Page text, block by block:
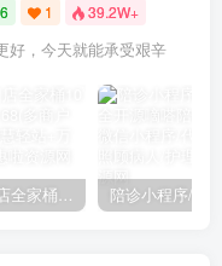
6 1 39.2W+
好，今天就能承受艰辛
壹佰万能门店全家桶10套独立版v2.6.68(​多商户+智能名片+智慧轻站+万能门店等)